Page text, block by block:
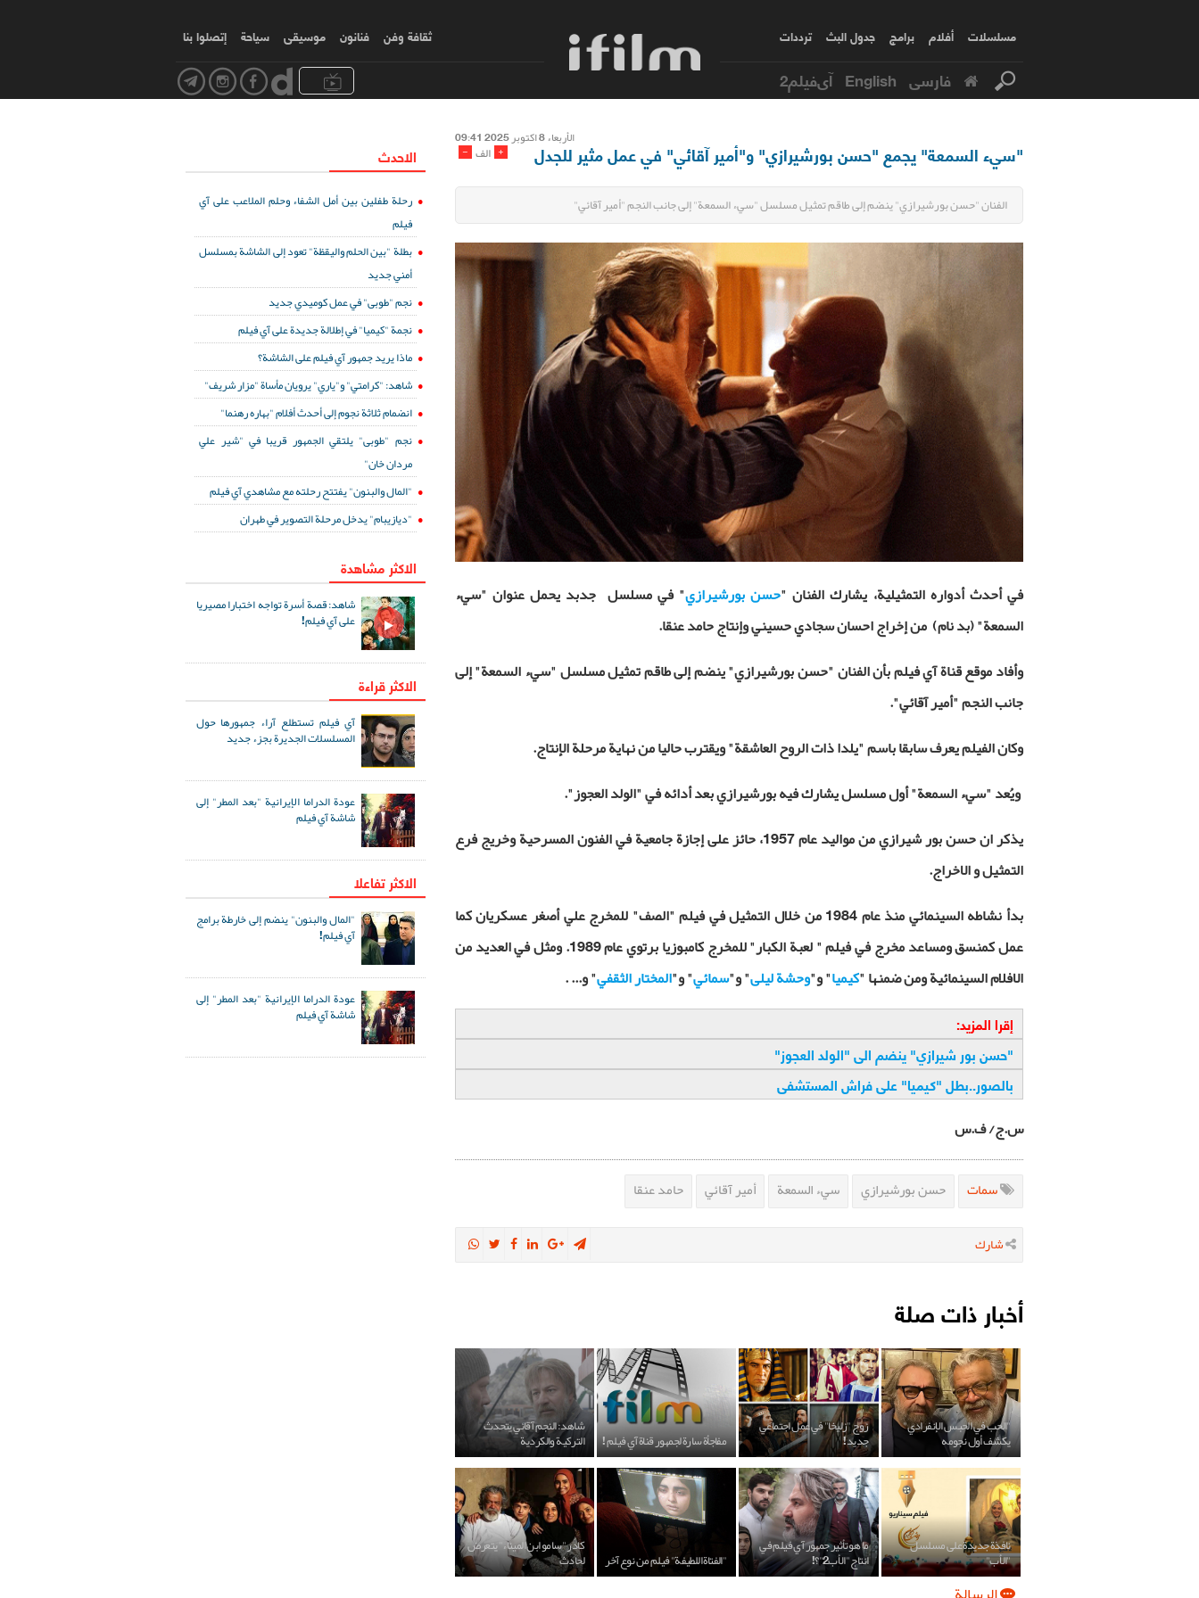
مسلسلات أفلام برامج جدول البث ترددات ثقافة وفن فنانون موسیقی سياحة إتصلوا بنا
فارسی English آی‌فیلم2
الأربعاء 8 اکتوبر 2025 09:41
- الف + "سيء السمعة" يجمع "حسن بورشیرازي" و"أمير آقائي" في عمل مثير للجدل
الفنان "حسن بورشيرازي" ينضم إلى طاقم تمثيل مسلسل "سيء السمعة" إلى جانب النجم "أمير آقائي"
في أحدث أدواره التمثيلية، يشارك الفنان "حسن بورشیرازي" في مسلسل جدبد يحمل عنوان "سيء
السمعة" (بد نام) من إخراج احسان سجادي حسيني وإنتاج حامد عنقا.
وأفاد موقع قناة آي فيلم بأن الفنان "حسن بورشيرازي" ينضم إلى طاقم تمثيل مسلسل "سيء السمعة" إلى
جانب النجم "أمير آقائي".
وكان الفيلم يعرف سابقا باسم "يلدا ذات الروح العاشقة" ويقترب حاليا من نهاية مرحلة الإنتاج.
ويُعد "سيء السمعة" أول مسلسل يشارك فيه بورشیرازي بعد أدائه في "الولد العجوز".
يذكر ان حسن بور شيرازي من مواليد عام 1957، حائز على إجازة جامعية في الفنون المسرحية وخريج فرع
التمثيل و الاخراج.
بدأ نشاطه السينمائي منذ عام 1984 من خلال التمثيل في فيلم "الصف" للمخرج علي أصغر عسكريان كما
عمل كمنسق ومساعد مخرج في فيلم " لعبة الكبار" للمخرج كامبوزيا برتوي عام 1989. ومثل في العديد من
الافلام السينمائية ومن ضمنها "كيميا" و"وحشة ليلى" و"سمائي" و"المختار الثقفي" و... .
إقرا المزيد:
"حسن بور شيرازي" ينضم الى "الولد العجوز"
بالصور..بطل "كيميا" على فراش المستشفى
س.ج/ ف.س
سمات حسن بورشيرازي سيء السمعة أمير آقائي حامد عنقا
شارك
أخبار ذات صلة
"الحب في الحبس الإنفرادي"
يكشف أول نجومه
زوج "زليخا" في عمل اجتماعي
جديد! مفاجأة سارة لجمهور قناة آي فيلم !
شاهد: النجم آقائي يتحدث
التركية والكردية
نافذة جديدة على مسلسل
"الأب"
ما هو تأثير جمهور آي فيلم في
انتاج "الأب2"؟! "الفتاة اللطيفة" فيلم من نوع آخر
كادر "سامو ابن الميناء" يتعرض
لحادث
الاحدث
رحلة طفلين بين أمل الشفاء وحلم الملاعب على آي
فيلم
بطلة "بين الحلم واليقظة" تعود إلى الشاشة بمسلسل
أمني جديد
نجم "طوبى" في عمل كوميدي جديد
نجمة "كيميا" في إطلالة جديدة على آي فيلم
ماذا يريد جمهور آي فيلم على الشاشة؟
شاهد: "كرامتي" و"ياري" يرويان مأساة "مزار شريف"
انضمام ثلاثة نجوم إلى أحدث أفلام "بهاره رهنما"
نجم "طوبى" يلتقي الجمهور قريبا في "شير علي
مردان خان"
"المال والبنون" يفتتح رحلته مع مشاهدي آي فيلم
"ديازيبام" يدخل مرحلة التصوير في طهران
الاكثر مشاهدة
شاهد: قصة أسرة تواجه اختبارا مصيريا
على آي فيلم!
الاكثر قراءة
آي فيلم تستطلع آراء جمهورها حول
المسلسلات الجديرة بجزء جديد
عودة الدراما الإيرانية "بعد المطر" إلى
شاشة آي فيلم
الاکثر تفاعلا
"المال والبنون" ينضم إلى خارطة برامج
آي فيلم!
عودة الدراما الإيرانية "بعد المطر" إلى
شاشة آي فيلم